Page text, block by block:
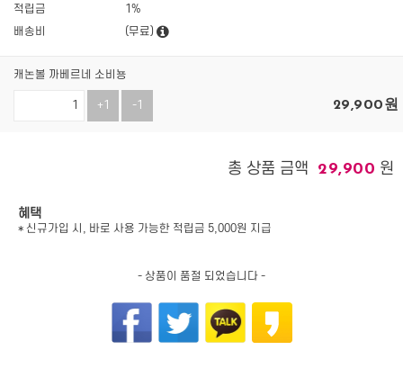
적립금
1%
배송비
(무료)
캐논볼 까베르네 소비뇽
+1 -1 29,900원
총 상품 금액 29,900 원
혜택
* 신규가입 시, 바로 사용 가능한 적립금 5,000원 지급
- 상품이 품절 되었습니다 -